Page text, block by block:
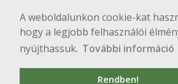
A weboldalunkon cookie-kat
hogy a legjobb felhasználói
nyújthassuk. További információ
Rendben!
Copyright © 2020 BME